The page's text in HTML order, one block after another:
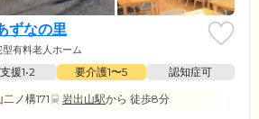
ずなの里
型有料老人ホーム
援1•2 要介護1〜5
認知症可
ノ構171
岩出山駅から 徒歩8分